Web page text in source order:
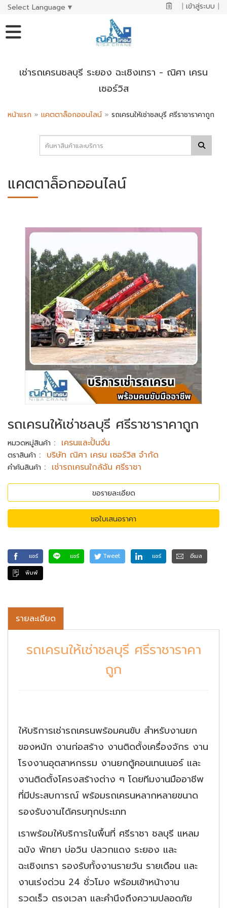
Select Language ▼ | เข้าสู่ระบบ |
เช่ารถเครนชลบุรี ระยอง ฉะเชิงเทรา - ณิศา เครน
เซอร์วิส
หน้าแรก » แคตตาล็อกออนไลน์ » รถเครนให้เช่าชลบุรี ศรีราชาราคาถูก
แคตตาล็อกออนไลน์
รถเครนให้เช่าชลบุรี ศรีราชาราคาถูก
หมวดหมู่สินค้า : เครนและปั้นจั่น
ตราสินค้า : บริษัท ณิศา เครน เซอร์วิส จำกัด
คำค้นสินค้า : เช่ารถเครนใกล้ฉัน ศรีราชา
ขอรายละเอียด
ขอใบเสนอราคา
แชร์ แชร์ Tweet แชร์
อีเมล
พิมพ์
รายละเอียด
รถเครนให้เช่าชลบุรี ศรีราชาราคา
ถูก
ให้บริการเช่ารถเครนพร้อมคนขับ สำหรับงานยก
ของหนัก งานก่อสร้าง งานติดตั้งเครื่องจักร งาน
โรงงานอุตสาหกรรม งานยกตู้คอนเทนเนอร์ และ
งานติดตั้งโครงสร้างต่าง ๆ โดยทีมงานมืออาชีพ
ที่มีประสบการณ์ พร้อมรถเครนหลากหลายขนาด
รองรับงานได้ครบทุกประเภท
เราพร้อมให้บริการในพื้นที่ ศรีราชา ชลบุรี แหลม
ฉบัง พัทยา บ่อวิน ปลวกแดง ระยอง และ
ฉะเชิงเทรา รองรับทั้งงานรายวัน รายเดือน และ
งานเร่งด่วน 24 ชั่วโมง พร้อมเข้าหน้างาน
รวดเร็ว ตรงเวลา และคำนึงถึงความปลอดภัย